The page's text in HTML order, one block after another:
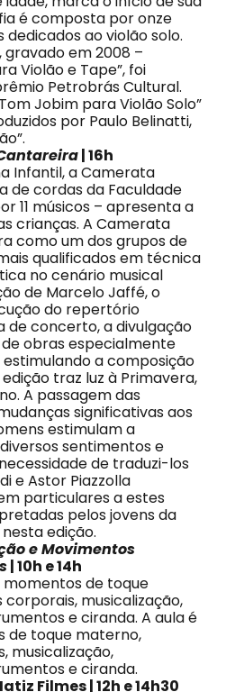
é composta por onze
dedicados ao violão solo.
em 2008 –
Violão e Tape”, foi
Petrobrás Cultural.
Jobim para Violão Solo”
por Paulo Belinatti,
| 16h
Infantil, a Camerata
de cordas da Faculdade
11 músicos – apresenta a
crianças. A Camerata
como um dos grupos de
qualificados em técnica
no cenário musical
de Marcelo Jaffé, o
do repertório
de concerto, a divulgação
obras especialmente
a composição
traz luz à Primavera,
A passagem das
significativas aos
estimulam a
sentimentos e
de traduzi-los
e Astor Piazzolla
particulares a estes
pelos jovens da
edição.
e Movimentos
| 10h e 14h
momentos de toque
musicalização,
e ciranda. A aula é
de toque materno,
musicalização,
e ciranda.
Filmes | 12h e 14h30